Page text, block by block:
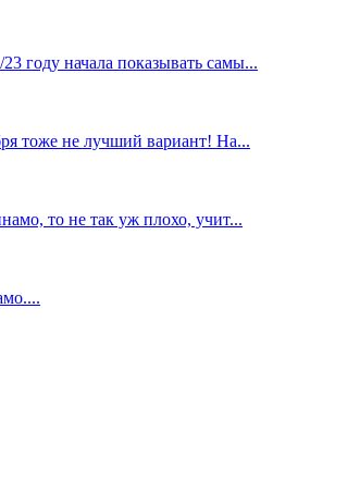
году начала показывать самы...
тоже не лучший вариант! На...
то не так уж плохо, учит...